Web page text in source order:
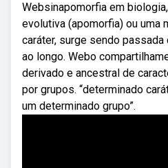
Websinapomorfia em
evolutiva (apomorfia) ou uma
caráter, surge sendo passada
ao longo. Webo
derivado e ancestral de
por grupos. “determinado
um determinado grupo”.